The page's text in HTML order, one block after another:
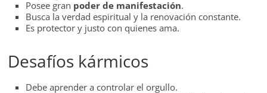
Posee gran poder de manifestación.
Busca la verdad espiritual y la renovación constante.
Es protector y justo con quienes ama.
Desafíos kármicos
Debe aprender a controlar el orgullo.